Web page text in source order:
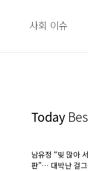
사회 이슈
Today
남유정 “빚 많아
판”… 대박난 걸